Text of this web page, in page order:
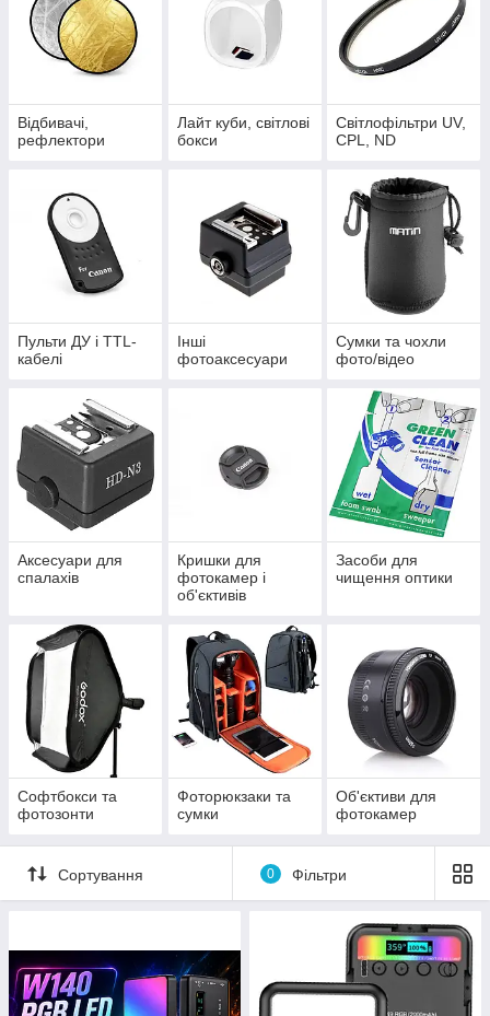
Eneloop, Powerex
Все це ви можете купити у нас або наших партнерів -
http://infoto.com.ua
Також нагадуємо, що всі
ціни у нас актуальніпротягом 3-4
Відбивачі,
рефлектори
Лайт куби, світлові
бокси
Світлофільтри UV,
CPL, ND
Пульти ДУ і TTL-
кабелі
Інші
фотоаксесуари
Сумки та чохли
фото/відео
Аксесуари для
спалахів
Кришки для
фотокамер і
об'єктивів
Засоби для
чищення оптики
Софтбокси та
фотозонти
Фоторюкзаки та
сумки
Об'єктиви для
фотокамер
Сортування 0 Фільтри